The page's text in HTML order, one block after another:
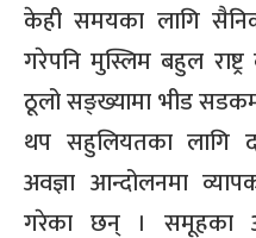
केही समयका लागि
गरेपनि मुस्लिम बहुल राष्ट्र
ठूलो सङ्ख्यामा भीड
थप सहुलियतका लागि
अवज्ञा आन्दोलनमा
गरेका छन् । समूहका